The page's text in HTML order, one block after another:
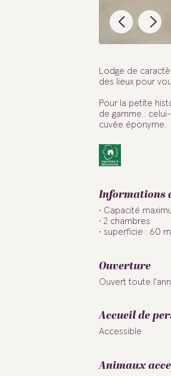
Lodge de
des lieux pour
Pour la petite
de gamme : celui-
cuvée éponyme.
Informations
Capacité
2 chambres
superficie : 60
Ouverture
Ouvert toute
Accueil de
Accessible
Animaux